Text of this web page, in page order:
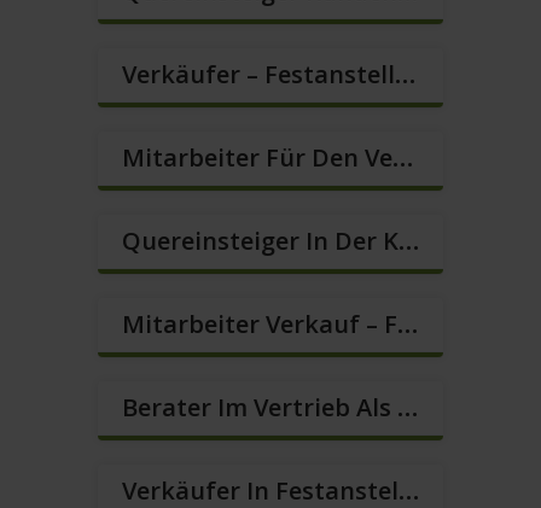
Verkäufer – Festanstellung – Sofort Starten (m/w/d)
Mitarbeiter Für Den Verkauf – Quereinstieg Möglich (m/w/d)
Quereinsteiger In Der Kundenberatung (m/w/d)
Mitarbeiter Verkauf – Festanstellung (m/w/d)
Berater Im Vertrieb Als Sofortanstellung (m/w/d)
Verkäufer In Festanstellung – Top Gehalt (m/w/d)